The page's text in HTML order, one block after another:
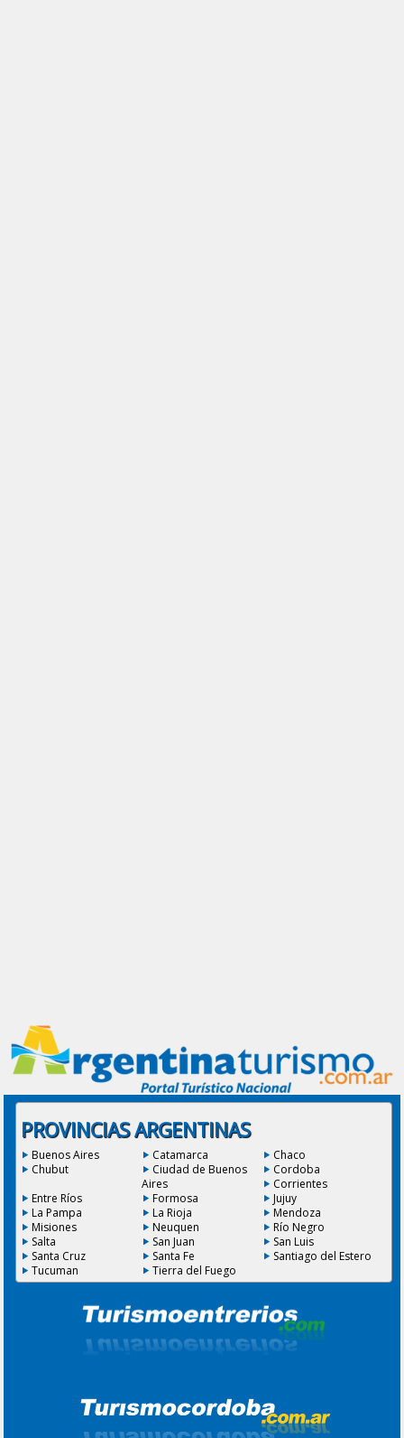
PROVINCIAS ARGENTINAS
Buenos Aires Catamarca
Chaco
Chubut
Ciudad de Buenos
Aires
Cordoba
Corrientes
Entre Ríos
Formosa
Jujuy
La Pampa
La Rioja
Mendoza
Misiones
Neuquen
Río Negro
Salta
San Juan
San Luis
Santa Cruz
Santa Fe
Santiago del Estero
Tucuman
Tierra del Fuego